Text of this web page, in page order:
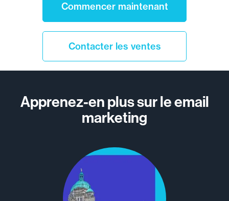
Commencer maintenant
Contacter les ventes
Apprenez-en plus sur le email
marketing